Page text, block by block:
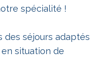
spécialité !
des séjours adaptés
situation de